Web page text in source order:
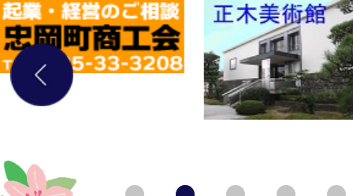
2
枚
目
ス
3
枚
目
前のスライドを表示